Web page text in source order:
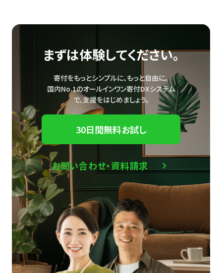
まずは体験してください。
寄付をもっとシンプルに、もっと自由に。
国内No.1のオールインワン寄付DXシステム
で、支援をはじめましょう。
30日間無料お試し
お問い合わせ・資料請求